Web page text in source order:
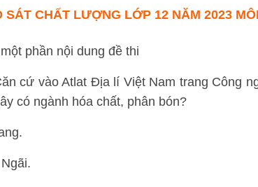
SÁT CHẤT LƯỢNG LỚP 12 NĂM 2023
phần nội dung đề thi
cứ vào Atlat Địa lí Việt Nam trang Công
có ngành hóa chất, phân bón?